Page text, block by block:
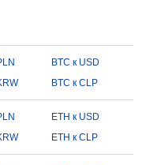
BTC к USD
BTC к CLP
ETH к USD
ETH к CLP